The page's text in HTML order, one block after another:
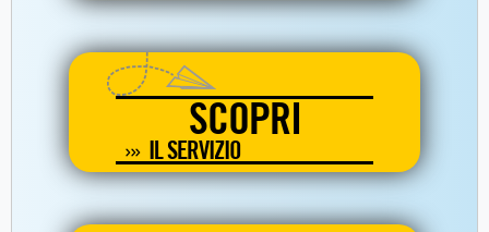
SCOPRI
IL SERVIZIO